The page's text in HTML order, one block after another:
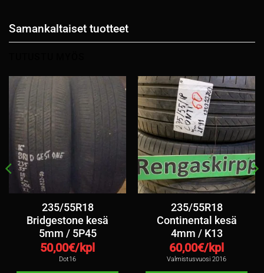
Samankaltaiset tuotteet
235/55R18
Bridgestone kesä
5mm / 5P45
50,00€/kpl
Dot16
235/55R18
Continental kesä
4mm / K13
60,00€/kpl
Valmistusvuosi 2016